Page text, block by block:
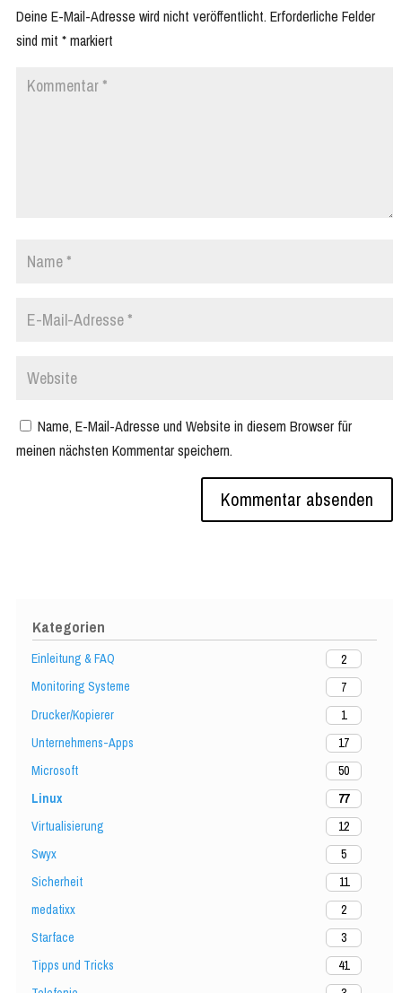
Kategorien
Einleitung & FAQ
2
Monitoring Systeme
7
Drucker/Kopierer
1
Unternehmens-Apps
17
Microsoft
50
Linux
77
Virtualisierung
12
Swyx
5
Sicherheit
11
medatixx
2
Starface
3
Tipps und Tricks
41
Deine E-Mail-Adresse wird nicht veröffentlicht. Erforderliche Felder
sind mit *markiert
Name, E-Mail-Adresse und Website in diesem Browser für
meinen nächsten Kommentar speichern.